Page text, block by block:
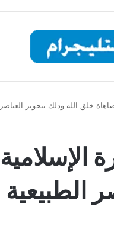
خلق الله وذلك بتحوير العناصر